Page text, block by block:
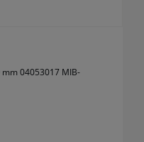
04053017 MIB-